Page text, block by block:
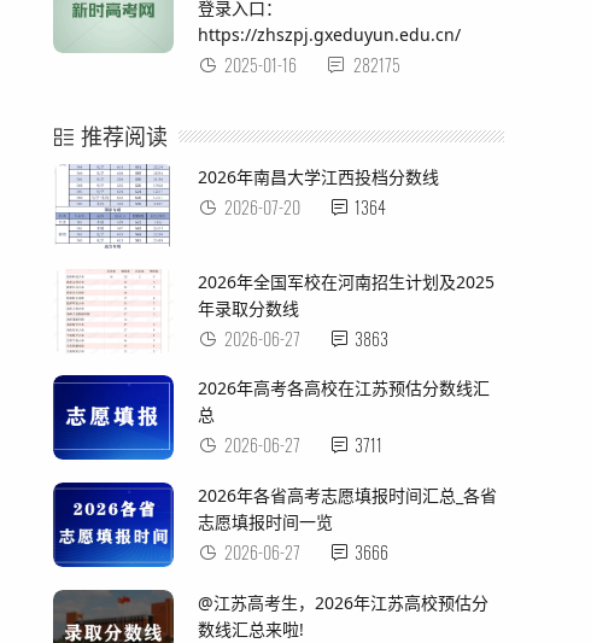
登录入口：
https://zhszpj.gxeduyun.edu.cn/
2025-01-16 282175
推荐阅读
2026年南昌大学江西投档分数线
2026-07-20 1364
2026年全国军校在河南招生计划及2025
年录取分数线
2026-06-27 3863
2026年高考各高校在江苏预估分数线汇
总
2026-06-27 3711
2026年各省高考志愿填报时间汇总_各省
志愿填报时间一览
2026-06-27 3666
@江苏高考生，2026年江苏高校预估分
数线汇总来啦!